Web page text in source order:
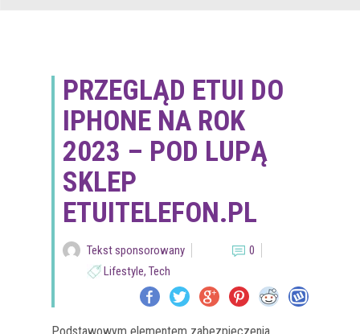
PRZEGLĄD ETUI DO
IPHONE NA ROK
2023 – POD LUPĄ
SKLEP
ETUITELEFON.PL
Tekst sponsorowany
0
Lifestyle, Tech